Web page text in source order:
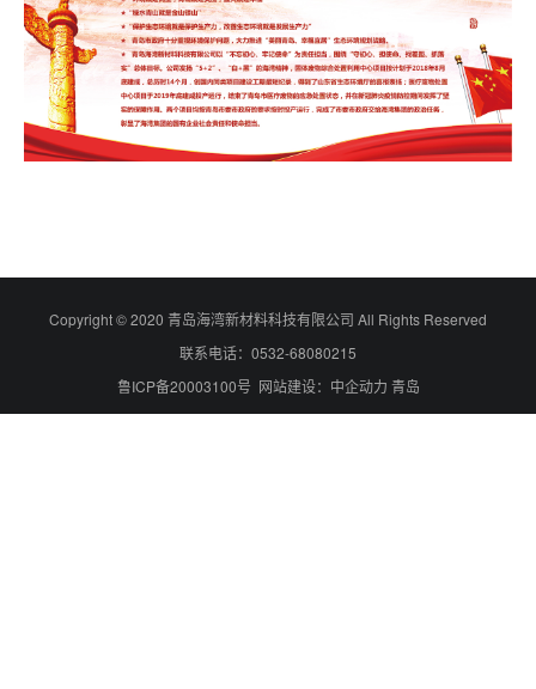
Copyright © 2020 青岛海湾新材料科技有限公司 All Rights Reserved
联系电话：0532-68080215
鲁ICP备20003100号 网站建设：中企动力 青岛